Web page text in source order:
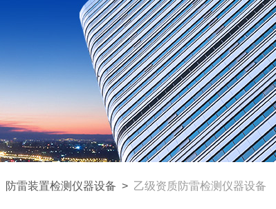
防雷装置检测仪器设备 > 乙级资质防雷检测仪器设备